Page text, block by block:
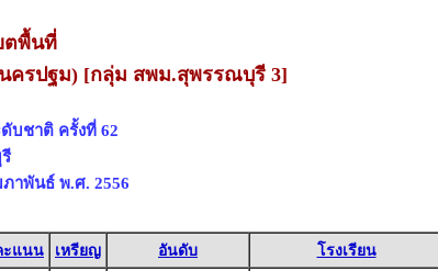
ตพื้นที่
ครปฐม) [กลุ่ม สพม.สุพรรณบุรี 3]
บชาติ ครั้งที่ 62
ภาพันธ์ พ.ศ. 2556
ะแนน เหรียญ อันดับ โรงเรียน